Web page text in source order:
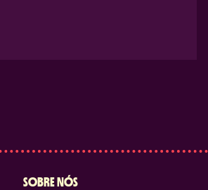
SOBRE NÓS